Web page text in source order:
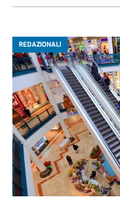
REDAZIONALI